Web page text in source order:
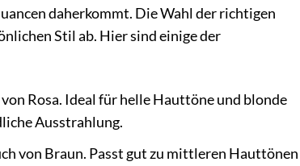
daherkommt. Die Wahl der richtigen
Stil ab. Hier sind einige der
Rosa. Ideal für helle Hauttöne und blonde
Ausstrahlung.
von Braun. Passt gut zu mittleren Hauttönen